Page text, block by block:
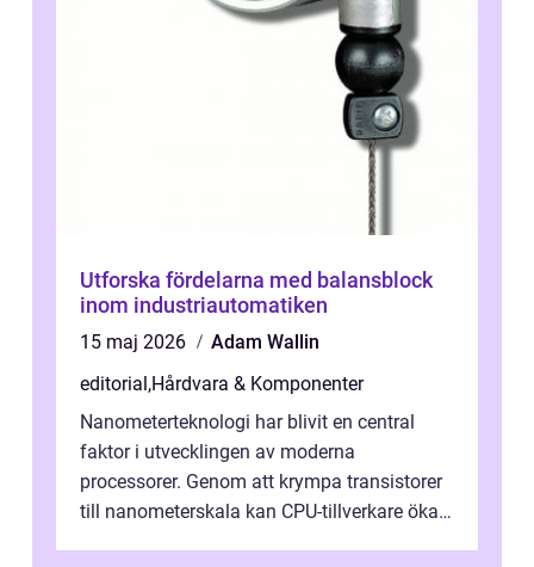
Utforska fördelarna med balansblock
inom industriautomatiken
15 maj 2026
Adam Wallin
editorial,Hårdvara & Komponenter
Nanometerteknologi har blivit en central
faktor i utvecklingen av moderna
processorer. Genom att krympa transistorer
till nanometerskala kan CPU-tillverkare öka